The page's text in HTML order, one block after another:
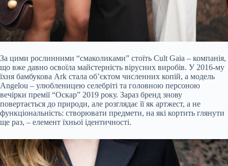
За цими рослинними “смаколиками” стоїть Cult Gaia – компанія,
що вже давно освоїла майстерність вірусних виробів. У 2016-му
їхня бамбукова Ark стала об’єктом численних копій, а модель
Angelou – улюбленицею селебріті та головною персоною
вечірки премії “Оскар” 2019 року. Зараз бренд знову
повертається до природи, але розглядає її як артжест, а не
функціональність: створювати предмети, на які кортить глянути
ще раз, – елемент їхньої ідентичності.